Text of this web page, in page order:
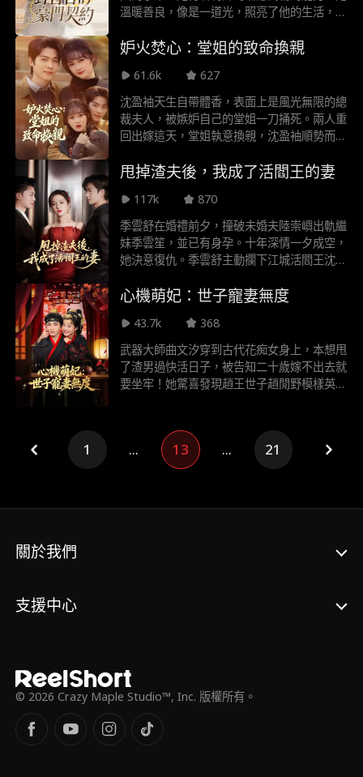
一場始於算計的成人遊戲，最終賭上了真心。
溫暖善良，像是一道光，照亮了他的生活，也
氏，發誓一定要找到小草，娶她。但他找遍所
來蘇二小姐闖入了他的生活，和他們展開了一
段啼笑皆非的婚後生活。
妒火焚心：堂姐的致命換親
61.6k
627
沈盈袖天生自帶體香，表面上是風光無限的總
裁夫人，被嫉妒自己的堂姐一刀捅死。兩人重
回出嫁這天，堂姐執意換親，沈盈袖順勢而
周家，周無恙不僅沒死，身體還越來越好。周
渣男沒有了沈盈袖的香露，一事無成還敗光家
產，堂姐更是比前世更慘。
甩掉渣夫後，我成了活閻王的妻
117k
870
季雲舒在婚禮前夕，撞破未婚夫陸崇嶼出軌繼
妹季雲笙，並已有身孕。十年深情一夕成空，
她決意復仇。季雲舒主動攔下江城活閻王沈策
奪回一切，而他則需要一位妻子安撫母親。兩
陸崇嶼的執迷不悟、季家的步步緊逼，季雲舒
在沈策的庇護與支持下，開始絕地反擊。在這
場充滿算計與背叛的較量中，兩個原本冰冷的
心卻逐漸靠近，假戲真做。當所有真相揭開，
心機萌妃：世子寵妻無度
43.7k
368
武器大師曲文汐穿到古代花痴女身上，本想甩
了渣男過快活日子，被告知二十歲嫁不出去就
要坐牢！她驚喜發現趙王世子趙閒野模樣英
城下？沒事！打仗是她的強項，她打造出最厲
害的武器，幫他大殺四方，再哄他和她生一窩
小崽子，做神仙眷侶！
1 ... 13 ... 21
關於我們
支援中心
© 2026 Crazy Maple Studio™, Inc. 版權所有。